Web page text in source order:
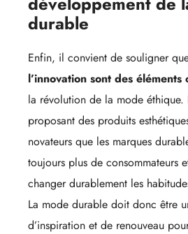
durable
Enfin, il convient de souligner
l’innovation sont des éléments
la révolution de la mode éthique.
proposant des produits
novateurs que les marques
toujours plus de consommateurs
changer durablement les
La mode durable doit donc être
d’inspiration et de renouveau